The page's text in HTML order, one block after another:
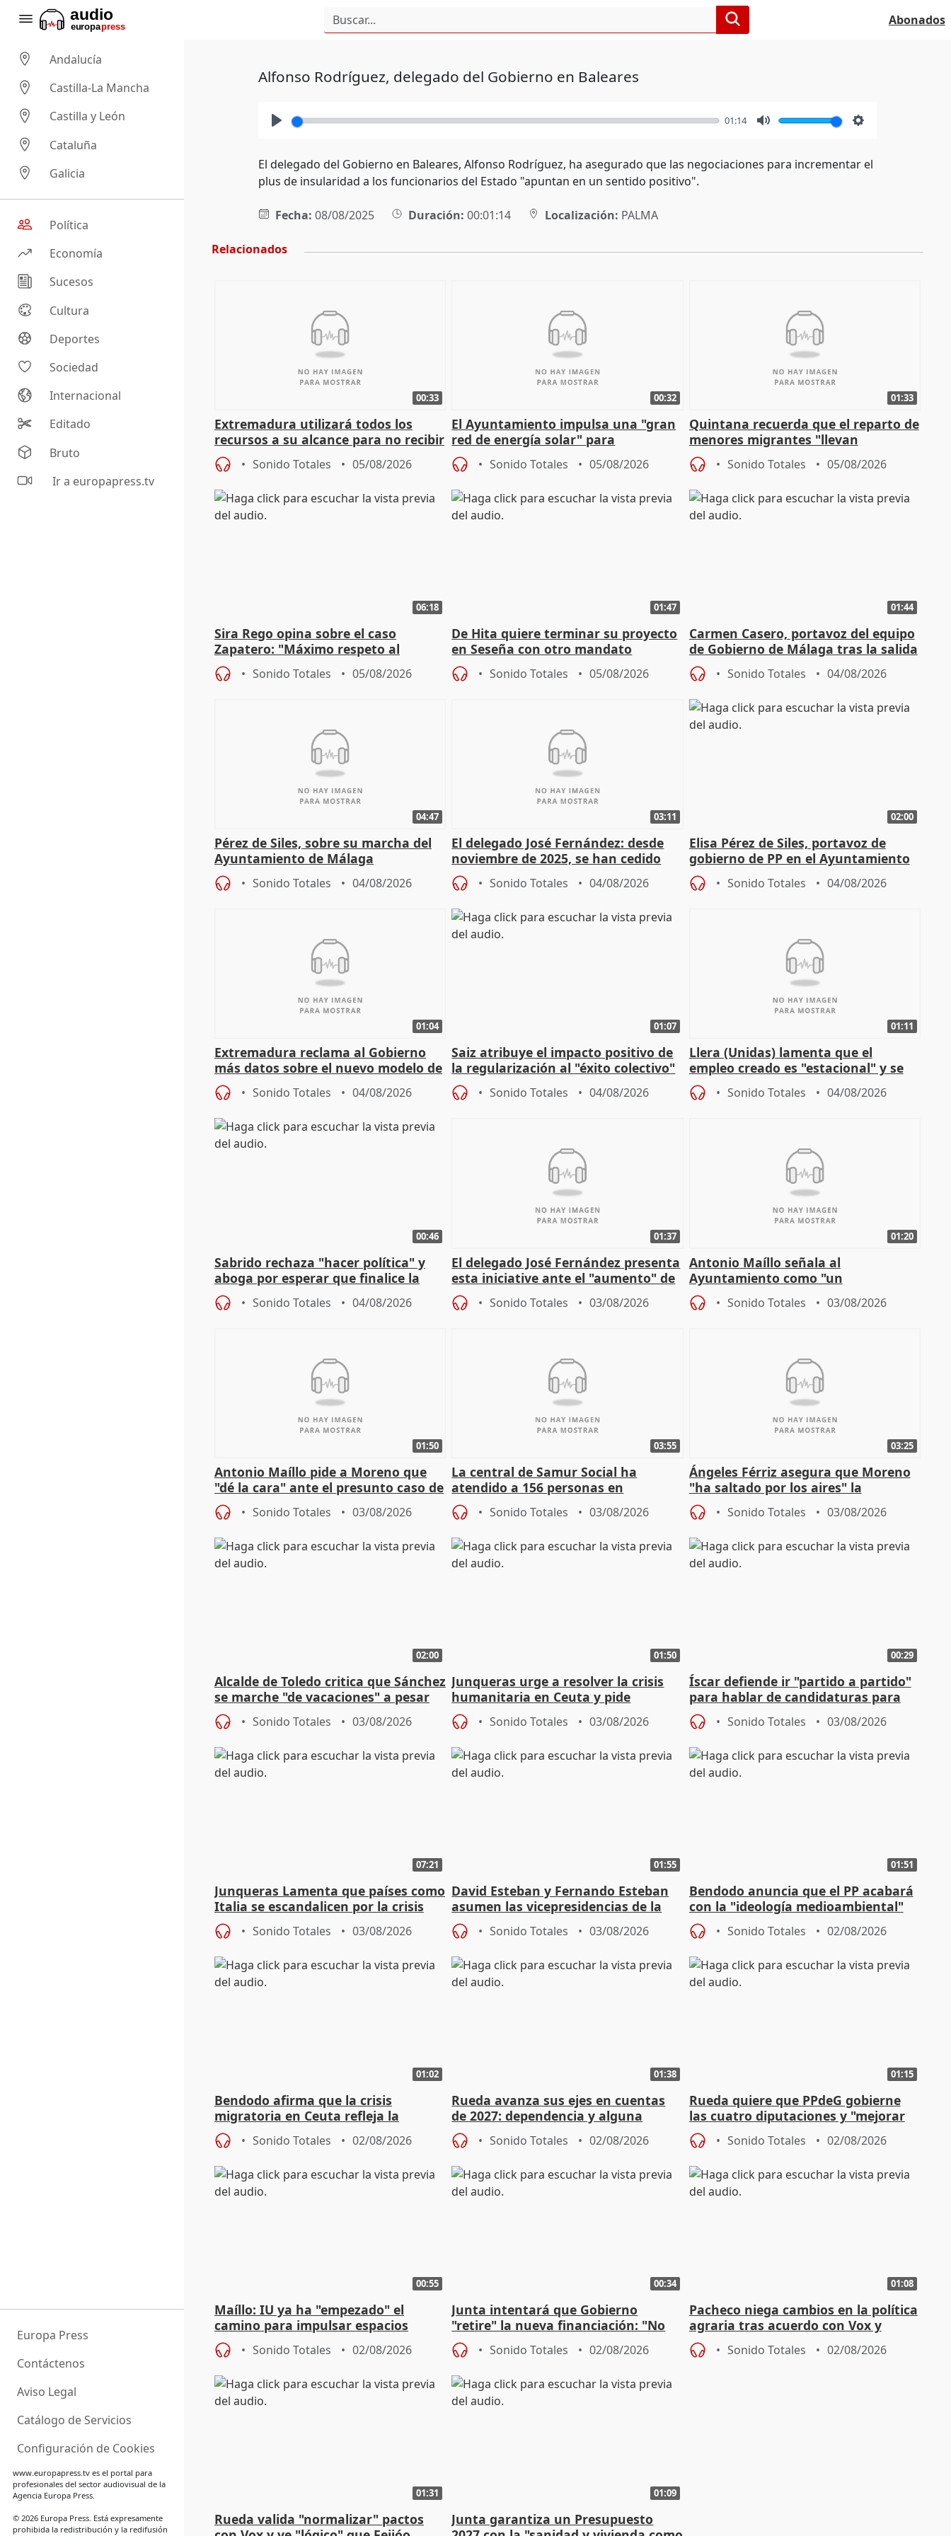
Abonados
Andalucía
Castilla-La Mancha
Castilla y León
Cataluña
Galicia
Política
Economía
Sucesos
Cultura
Deportes
Sociedad
Internacional
Editado
Bruto
Ir a europapress.tv
Europa Press
Contáctenos
Aviso Legal
Catálogo de Servicios
Configuración de Cookies
www.europapress.tves el portal para
profesionales del sector audiovisual de la
Agencia Europa Press.
© 2026 Europa Press. Está expresamente
prohibida la redistribución y la redifusión
Alfonso Rodríguez, delegado del Gobierno en Baleares
01:14
El delegado del Gobierno en Baleares, Alfonso Rodríguez, ha asegurado que las negociaciones para incrementar el
plus de insularidad a los funcionarios del Estado "apuntan en un sentido positivo".
Fecha: 08/08/2025 Duración: 00:01:14 Localización: PALMA
Relacionados
00:33
Extremadura utilizará todos los
recursos a su alcance para no recibir
más menores migrantes
Sonido Totales 05/08/2026
00:32
El Ayuntamiento impulsa una "gran
red de energía solar" para
autoconsumo
Sonido Totales 05/08/2026
01:33
Quintana recuerda que el reparto de
menores migrantes "llevan
aportación del Gobierno" central
Sonido Totales 05/08/2026
06:18
Sira Rego opina sobre el caso
Zapatero: "Máximo respeto al
proceso judicial"
Sonido Totales 05/08/2026
01:47
De Hita quiere terminar su proyecto
en Seseña con otro mandato
Sonido Totales 05/08/2026
01:44
Carmen Casero, portavoz del equipo
de Gobierno de Málaga tras la salida
de Pérez de Siles
Sonido Totales 04/08/2026
04:47
Pérez de Siles, sobre su marcha del
Ayuntamiento de Málaga
Sonido Totales 04/08/2026
03:11
El delegado José Fernández: desde
noviembre de 2025, se han cedido
9.810 ayudas por nacimiento
Sonido Totales 04/08/2026
02:00
Elisa Pérez de Siles, portavoz de
gobierno de PP en el Ayuntamiento
de Málaga, deja la política
Sonido Totales 04/08/2026
01:04
Extremadura reclama al Gobierno
más datos sobre el nuevo modelo de
financiación
Sonido Totales 04/08/2026
01:07
Saiz atribuye el impacto positivo de
la regularización al "éxito colectivo"
del Gobierno
Sonido Totales 04/08/2026
01:11
Llera (Unidas) lamenta que el
empleo creado es "estacional" y se
"esfumará" al acabar el verano
Sonido Totales 04/08/2026
00:46
Sabrido rechaza "hacer política" y
aboga por esperar que finalice la
investigación del incendio
Sonido Totales 04/08/2026
01:37
El delegado José Fernández presenta
esta iniciative ante el "aumento" de
personas sin hogar en Madri
Sonido Totales 03/08/2026
01:20
Antonio Maíllo señala al
Ayuntamiento como "un
especulador más" sobre viviendas de
Jiménez Becerril
Sonido Totales 03/08/2026
01:50
Antonio Maíllo pide a Moreno que
"dé la cara" ante el presunto caso de
acoso del CEO de ADM
Sonido Totales 03/08/2026
03:55
La central de Samur Social ha
atendido a 156 personas en
situación de calle durante Campaña
de CalorSonido Totales 03/08/2026
03:25
Ángeles Férriz asegura que Moreno
"ha saltado por los aires" la
negociación tras acuerdo con SMA
Sonido Totales 03/08/2026
02:00
Alcalde de Toledo critica que Sánchez
se marche "de vacaciones" a pesar
de la crisis migratoria
Sonido Totales 03/08/2026
01:50
Junqueras urge a resolver la crisis
humanitaria en Ceuta y pide
responsabilidad a la UE
Sonido Totales 03/08/2026
00:29
Íscar defiende ir "partido a partido"
para hablar de candidaturas para
2027
Sonido Totales 03/08/2026
07:21
Junqueras Lamenta que países como
Italia se escandalicen por la crisis
migratoria
Sonido Totales 03/08/2026
01:55
David Esteban y Fernando Esteban
asumen las vicepresidencias de la
Diputación de Valladolid
Sonido Totales 03/08/2026
01:51
Bendodo anuncia que el PP acabará
con la "ideología medioambiental"
para regenerar las playas
Sonido Totales 02/08/2026
01:02
Bendodo afirma que la crisis
migratoria en Ceuta refleja la
"extrema debilidad" del Gobierno
Sonido Totales 02/08/2026
01:38
Rueda avanza sus ejes en cuentas
de 2027: dependencia y alguna
rebaja fiscal más en vivienda
Sonido Totales 02/08/2026
01:15
Rueda quiere que PPdeG gobierne
las cuatro diputaciones y "mejorar
en concejales" en ciudades
Sonido Totales 02/08/2026
00:55
Maíllo: IU ya ha "empezado" el
camino para impulsar espacios
unitarios para las municipales
Sonido Totales 02/08/2026
00:34
Junta intentará que Gobierno
"retire" la nueva financiación: "No
puede ser saqueo a las arcas"
Sonido Totales 02/08/2026
01:08
Pacheco niega cambios en la política
agraria tras acuerdo con Vox y
asegura defensa del sector
Sonido Totales 02/08/2026
01:31
Rueda valida "normalizar" pactos
01:09
Junta garantiza un Presupuesto